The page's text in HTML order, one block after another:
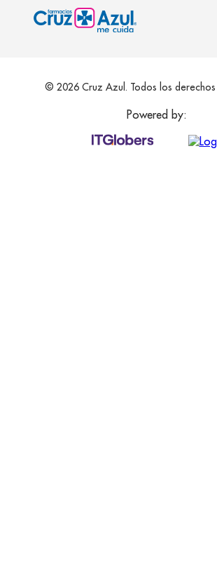
© 2026 Cruz Azul. Todos los derechos
Powered by: